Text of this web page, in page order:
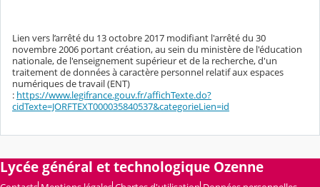
Lien vers l’arrêté du 13 octobre 2017 modifiant l'arrêté du 30
novembre 2006 portant création, au sein du ministère de l'éducation
nationale, de l'enseignement supérieur et de la recherche, d'un
traitement de données à caractère personnel relatif aux espaces
numériques de travail (ENT)
: https://www.legifrance.gouv.fr/affichTexte.do?
cidTexte=JORFTEXT000035840537&categorieLien=id
Lycée général et technologique Ozenne